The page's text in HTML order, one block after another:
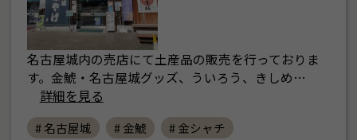
名古屋城内の売店にて土産品の販売を行っておりま
す。金鯱・名古屋城グッズ、ういろう、きしめ…
詳細を見る
# 名古屋城 # 金鯱 # 金シャチ